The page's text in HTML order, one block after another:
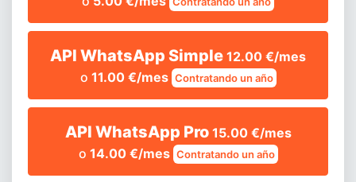
API WhatsApp Simple 12.00 €/mes
o 11.00 €/mes Contratando un año
API WhatsApp Pro 15.00 €/mes
o 14.00 €/mes Contratando un año